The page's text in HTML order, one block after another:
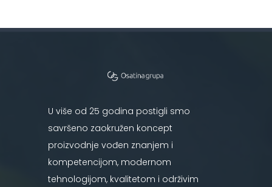
U više od 25 godina postigli smo
savršeno zaokružen koncept
proizvodnje vođen znanjem i
kompetencijom, modernom
tehnologijom, kvalitetom i održivim